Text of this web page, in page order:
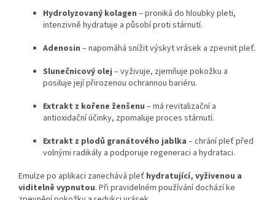
Hydrolyzovaný kolagen – proniká do hloubky pleti,
intenzivně hydratuje a působí proti stárnutí.
Adenosin – napomáhá snížit výskyt vrásek a zpevnit pleť.
Slunečnicový olej – vyživuje, zjemňuje pokožku a
posiluje její přirozenou ochrannou bariéru.
Extrakt z kořene ženšenu – má revitalizační a
antioxidační účinky, zpomaluje proces stárnutí.
Extrakt z plodů granátového jablka – chrání pleť před
volnými radikály a podporuje regeneraci a hydrataci.
Emulze po aplikaci zanechává pleť hydratující, vyživenou a
viditelně vypnutou. Při pravidelném používání dochází ke